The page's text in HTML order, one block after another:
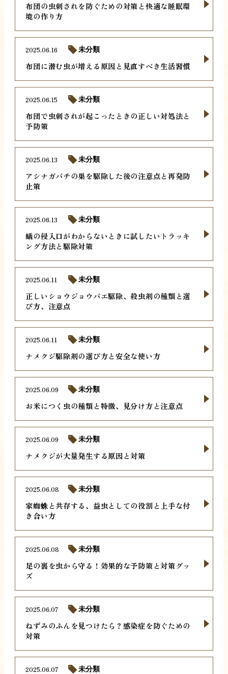
布団の虫刺されを防ぐための対策と快適な睡眠環
境の作り方
布団に潜む虫が増える原因と見直すべき生活習慣
2025.06.16 未分類
布団で虫刺されが起こったときの正しい対処法と
予防策
2025.06.15 未分類
アシナガバチの巣を駆除した後の注意点と再発防
止策
2025.06.13 未分類
蟻の侵入口がわからないときに試したいトラッキ
ング方法と駆除対策
2025.06.13 未分類
正しいショウジョウバエ駆除、殺虫剤の種類と選
び方、注意点
2025.06.11 未分類
ナメクジ駆除剤の選び方と安全な使い方
2025.06.11 未分類
お米につく虫の種類と特徴、見分け方と注意点
2025.06.09 未分類
ナメクジが大量発生する原因と対策
2025.06.09 未分類
家蜘蛛と共存する、益虫としての役割と上手な付
き合い方
2025.06.08 未分類
足の裏を虫から守る！効果的な予防策と対策グッ
ズ
2025.06.08 未分類
ねずみのふんを見つけたら？感染症を防ぐための
対策
2025.06.07 未分類
2025.06.07 未分類